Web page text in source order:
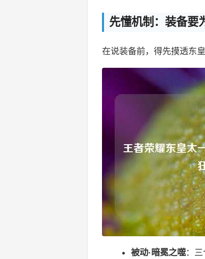
先懂机制：装备要
在说装备前，得先摸透东皇
被动·暗冕之噬：